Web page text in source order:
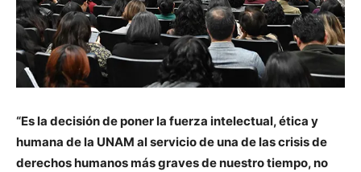
“Es la decisión de poner la fuerza intelectual, ética y
humana de la UNAM al servicio de una de las crisis de
derechos humanos más graves de nuestro tiempo, no